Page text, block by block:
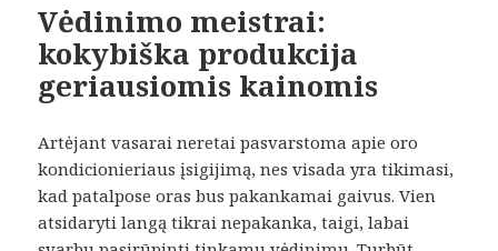
Vėdinimo meistrai:
kokybiška produkcija
geriausiomis kainomis
Artėjant vasarai neretai pasvarstoma apie oro
kondicionieriaus įsigijimą, nes visada yra tikimasi,
kad patalpose oras bus pakankamai gaivus. Vien
atsidaryti langą tikrai nepakanka, taigi, labai